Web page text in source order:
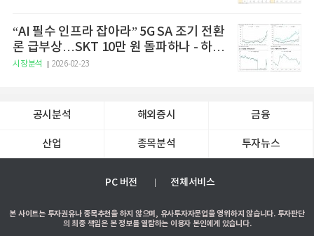
“AI 필수 인프라 잡아라” 5G SA 조기 전환
론 급부상…SKT 10만 원 돌파하나 - 하나
증권
시장분석 2026-02-23
공시분석 해외증시 금융
산업 종목분석 투자뉴스
PC 버전 전체서비스
본 사이트는 투자권유나 종목추천을 하지 않으며, 유사투자자문업을 영위하지 않습니다. 투자판단
의 최종 책임은 본 정보를 열람하는 이용자 본인에게 있습니다.